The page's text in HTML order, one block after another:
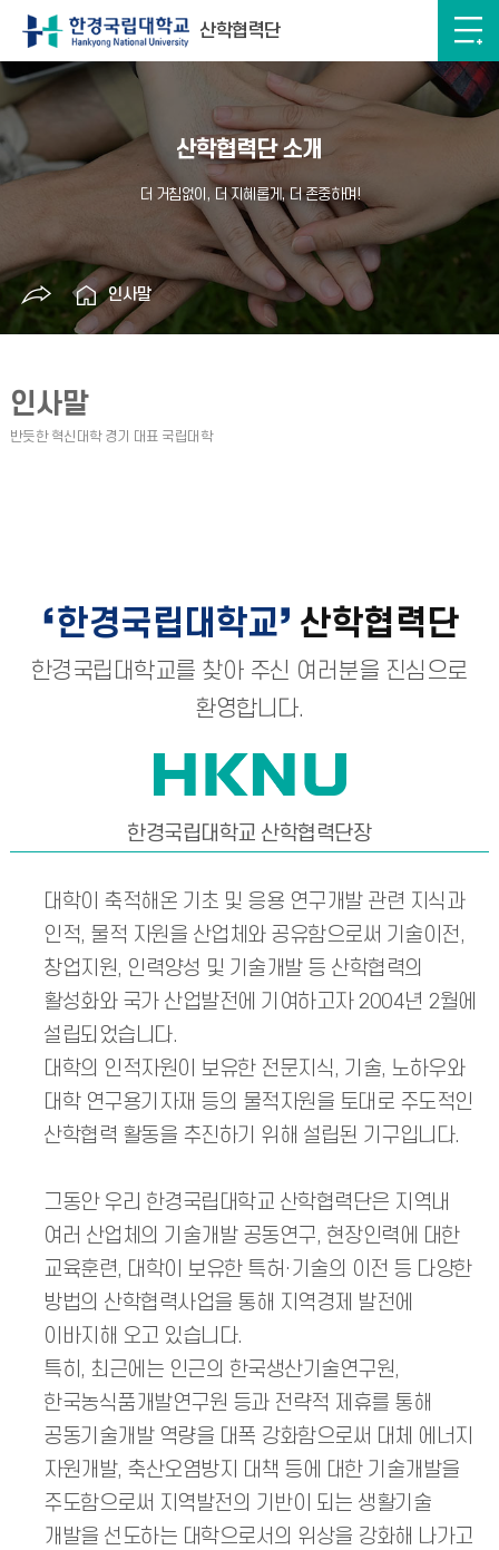
산학협력단
산학협력단 소개
인사말
인사말
한경국립대학교 산학협력단
한경국립대학교를 찾아 주신 여러분을 진심으로
환영합니다.
한경국립대학교 산학협력단장
대학이 축적해온 기초 및 응용 연구개발 관련 지식과
인적, 물적 자원을 산업체와 공유함으로써 기술이전,
창업지원, 인력양성 및 기술개발 등 산학협력의
활성화와 국가 산업발전에 기여하고자 2004년 2월에
설립되었습니다.
대학의 인적자원이 보유한 전문지식, 기술, 노하우와
대학 연구용기자재 등의 물적자원을 토대로 주도적인
산학협력 활동을 추진하기 위해 설립된 기구입니다.
그동안 우리 한경국립대학교 산학협력단은 지역내
여러 산업체의 기술개발 공동연구, 현장인력에 대한
교육훈련, 대학이 보유한 특허·기술의 이전 등 다양한
방법의 산학협력사업을 통해 지역경제 발전에
이바지해 오고 있습니다.
특히, 최근에는 인근의 한국생산기술연구원,
한국농식품개발연구원 등과 전략적 제휴를 통해
공동기술개발 역량을 대폭 강화함으로써 대체 에너지
자원개발, 축산오염방지 대책 등에 대한 기술개발을
주도함으로써 지역발전의 기반이 되는 생활기술
개발을 선도하는 대학으로서의 위상을 강화해 나가고